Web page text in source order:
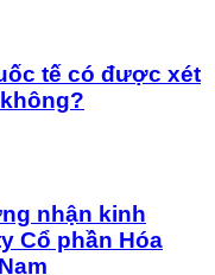
tế có được xét
nhận kinh
Cổ phần Hóa